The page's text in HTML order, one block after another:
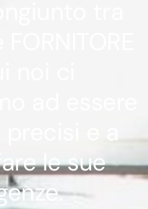
tra
noi ci
ad essere
precisi e a
le sue